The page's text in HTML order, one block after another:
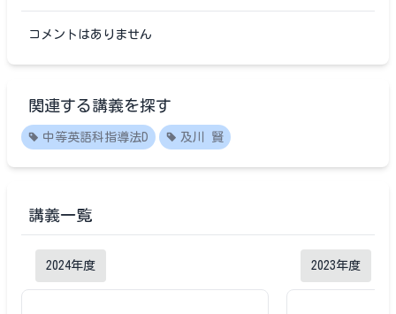
コメントはありません
関連する講義を探す
中等英語科指導法D 及川 賢
講義一覧
2024年度 2023年度